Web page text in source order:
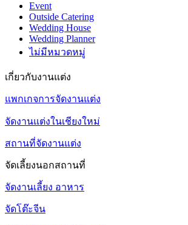
Event
Outside Catering
Wedding House
Wedding Planner
ไม่มีหมวดหมู่
เกี่ยวกับงานแต่ง
แพกเกจการจัดงานแต่ง
จัดงานแต่งในเชียงใหม่
สถานที่จัดงานแต่ง
จัดเลี้ยงนอกสถานที่
จัดงานเลี้ยง อาหาร
จัดโต๊ะจีน